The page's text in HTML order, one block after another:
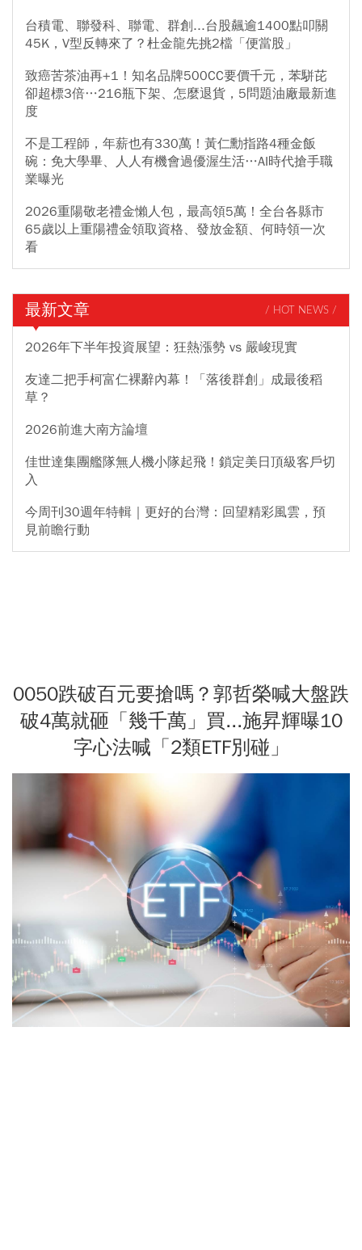
台積電、聯發科、聯電、群創...台股飆逾1400點叩關
45K，V型反轉來了？杜金龍先挑2檔「便當股」
致癌苦茶油再+1！知名品牌500CC要價千元，苯駢芘
卻超標3倍…216瓶下架、怎麼退貨，5問題油廠最新進
度
不是工程師，年薪也有330萬！黃仁勳指路4種金飯
碗：免大學畢、人人有機會過優渥生活…AI時代搶手職
業曝光
2026重陽敬老禮金懶人包，最高領5萬！全台各縣市
65歲以上重陽禮金領取資格、發放金額、何時領一次
看
最新文章 / HOT NEWS /
2026年下半年投資展望：狂熱漲勢 vs 嚴峻現實
友達二把手柯富仁裸辭內幕！「落後群創」成最後稻
草？
2026前進大南方論壇
佳世達集團艦隊無人機小隊起飛！鎖定美日頂級客戶切
入
今周刊30週年特輯｜更好的台灣：回望精彩風雲，預
見前瞻行動
0050跌破百元要搶嗎？郭哲榮喊大盤跌
破4萬就砸「幾千萬」買...施昇輝曝10
字心法喊「2類ETF別碰」